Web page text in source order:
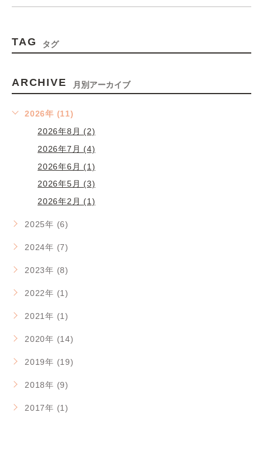
TAG タグ
ARCHIVE 月別アーカイブ
2026年 (11)
2026年8月 (2)
2026年7月 (4)
2026年6月 (1)
2026年5月 (3)
2026年2月 (1)
2025年 (6)
2024年 (7)
2023年 (8)
2022年 (1)
2021年 (1)
2020年 (14)
2019年 (19)
2018年 (9)
2017年 (1)